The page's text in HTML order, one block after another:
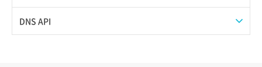
Web公開
DNS API